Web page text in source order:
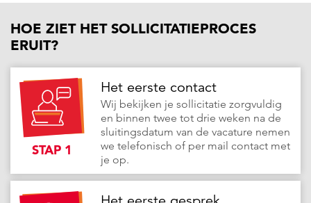
HOE ZIET HET SOLLICITATIEPROCES
ERUIT?
STAP 1
Het eerste contact
Wij bekijken je sollicitatie zorgvuldig
en binnen twee tot drie weken na de
sluitingsdatum van de vacature nemen
we telefonisch of per mail contact met
je op.